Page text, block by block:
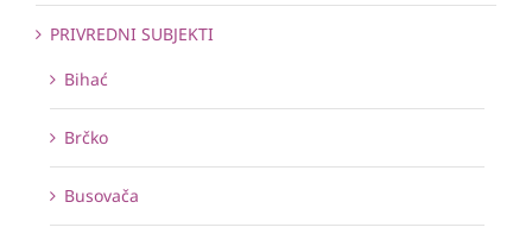
PRIVREDNI SUBJEKTI
Bihać
Brčko
Busovača